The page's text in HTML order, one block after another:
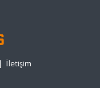
| İletişim